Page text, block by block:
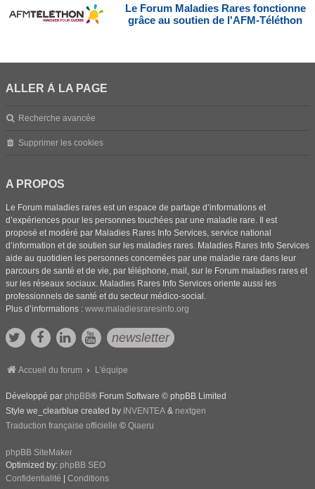
Le Forum Maladies Rares fonctionne
grâce au soutien de l'AFM-Téléthon
ALLER À LA PAGE
Recherche avancée
Supprimer les cookies
A PROPOS
Le Forum maladies rares est un espace de partage d’informations et
d’expériences pour les personnes touchées par une maladie rare. Il est
proposé et modéré par Maladies Rares Info Services, service national
d’information et de soutien sur les maladies rares. Maladies Rares Info Services
aide au quotidien les personnes concernées par une maladie rare dans leur
parcours de santé et de vie, par téléphone, mail, sur le Forum maladies rares et
sur les réseaux sociaux. Maladies Rares Info Services oriente aussi les
professionnels de santé et du secteur médico-social.
Plus d’informations : www.maladiesraresinfo.org
newsletter
Accueil du forum L'équipe
Développé par phpBB® Forum Software © phpBB Limited
Style we_clearblue created by INVENTEA & nextgen
Traduction française officielle © Qiaeru
phpBB SiteMaker
Optimized by: phpBB SEO
Confidentialité
Conditions